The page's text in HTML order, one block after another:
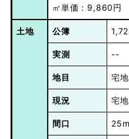
㎡単価：9,860円
土地 公簿
実測 --
地目 宅
現況 宅
間口 25m